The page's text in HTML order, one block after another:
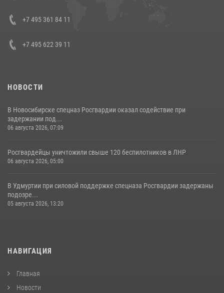
+7 495 361 84 11
+7 495 622 39 11
НОВОСТИ
В Новосибирске спецназ Росгвардии оказал содействие при
задержании под...
06 августа 2026, 07:09
Росгвардейцы уничтожили свыше 120 беспилотников в ЛНР
06 августа 2026, 05:00
В Удмуртии при силовой поддержке спецназа Росгвардии задержаны
подозре...
05 августа 2026, 13:20
НАВИГАЦИЯ
Главная
Новости